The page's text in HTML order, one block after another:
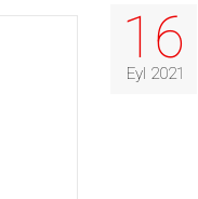
16
Eyl 2021